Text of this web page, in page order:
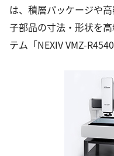
は、積層パッケージや
子部品の寸法・形状を
テム「NEXIV VMZ-